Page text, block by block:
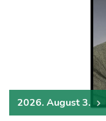
2026. August 3.